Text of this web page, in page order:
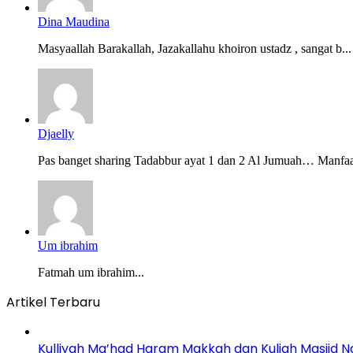
Dina Maudina
Masyaallah Barakallah, Jazakallahu khoiron ustadz , sangat b...
Djaelly
Pas banget sharing Tadabbur ayat 1 dan 2 Al Jumuah…
Um ibrahim
Fatmah um ibrahim...
Artikel Terbaru
Kulliyah Ma’had Haram Makkah dan Kuliah Masjid